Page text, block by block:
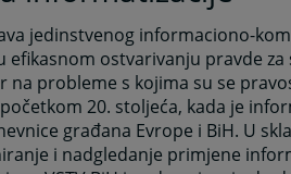
jedinstvenog informaciono-
efikasnom ostvarivanju pravde
na probleme s kojima su se
20. stoljeća, kada je
građana Evrope i BiH. U
i nadgledanje primjene